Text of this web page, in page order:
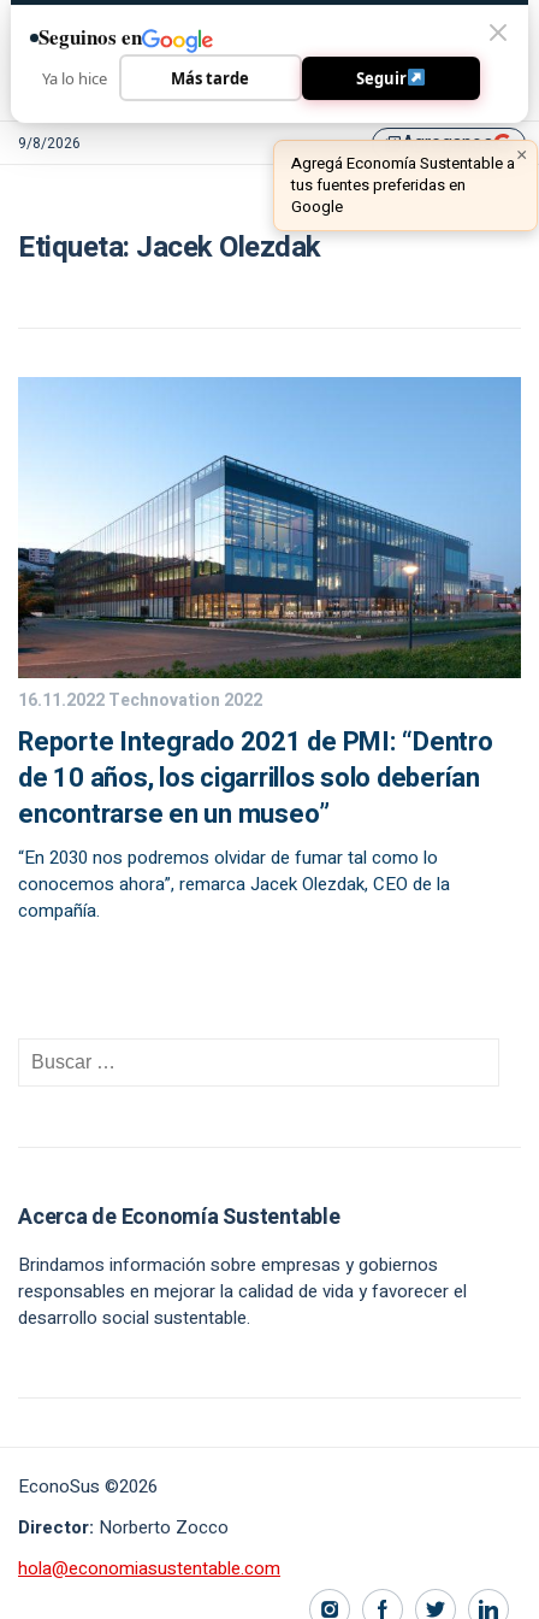
9/8/2026 library_addAgreganos ×
Agregá Economía Sustentable a
tus fuentes preferidas en
Google
Etiqueta: Jacek Olezdak
16.11.2022Technovation 2022
Reporte Integrado 2021 de PMI: “Dentro
de 10 años, los cigarrillos solo deberían
encontrarse en un museo”
“En 2030 nos podremos olvidar de fumar tal como lo
conocemos ahora”, remarca Jacek Olezdak, CEO de la
compañía.
Acerca de Economía Sustentable
Brindamos información sobre empresas y gobiernos
responsables en mejorar la calidad de vida y favorecer el
desarrollo social sustentable.
EconoSus ©2026
Director: Norberto Zocco
hola@economiasustentable.com
Seguinos en
Ya lo hice Más tarde Seguir